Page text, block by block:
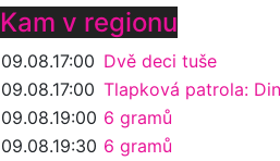
Kam v regionu
09.08.17:00 Dvě deci tuše
09.08.17:00 Tlapková patrola:
09.08.19:00 6 gramů
09.08.19:30 6 gramů